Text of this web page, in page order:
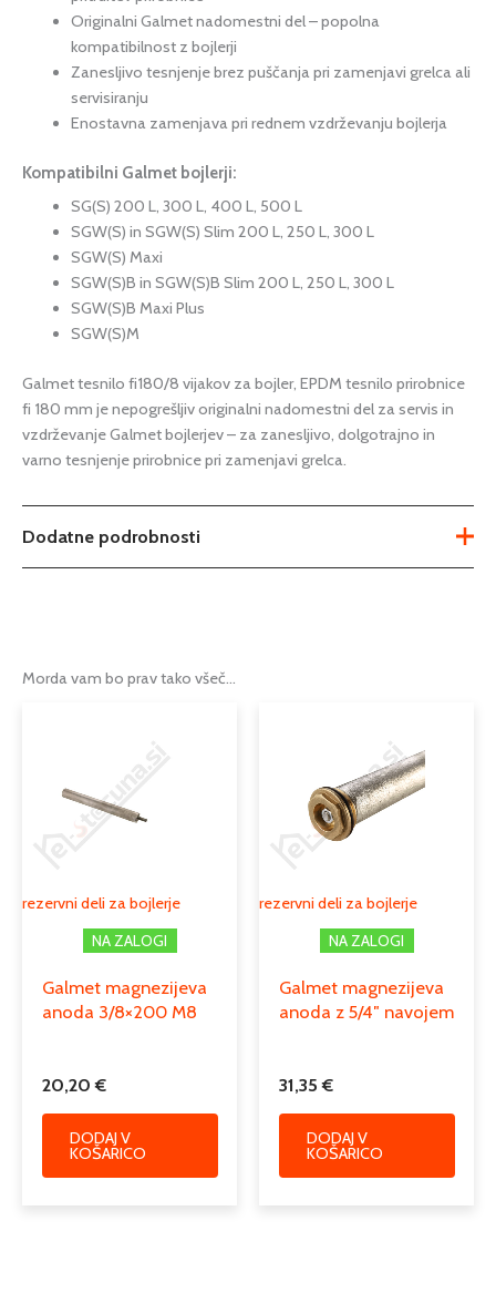
Originalni Galmet nadomestni del – popolna
kompatibilnost z bojlerji
Zanesljivo tesnjenje brez puščanja pri zamenjavi grelca ali
servisiranju
Enostavna zamenjava pri rednem vzdrževanju bojlerja
Kompatibilni Galmet bojlerji:
SG(S) 200 L, 300 L, 400 L, 500 L
SGW(S) in SGW(S) Slim 200 L, 250 L, 300 L
SGW(S) Maxi
SGW(S)B in SGW(S)B Slim 200 L, 250 L, 300 L
SGW(S)B Maxi Plus
SGW(S)M
Galmet tesnilo fi180/8 vijakov za bojler, EPDM tesnilo prirobnice
fi 180 mm je nepogrešljiv originalni nadomestni del za servis in
vzdrževanje Galmet bojlerjev – za zanesljivo, dolgotrajno in
varno tesnjenje prirobnice pri zamenjavi grelca.
Dodatne podrobnosti
Tip tesnilo za prirobnico
Podkategorija3
Morda vam bo prav tako všeč…
rezervni deli za bojlerje
NA ZALOGI
Galmet magnezijeva
anoda 3/8×200 M8
20,20€
DODAJ V
KOŠARICO
rezervni deli za bojlerje
NA ZALOGI
Galmet magnezijeva
anoda z 5/4″ navojem
31,35€
DODAJ V
KOŠARICO